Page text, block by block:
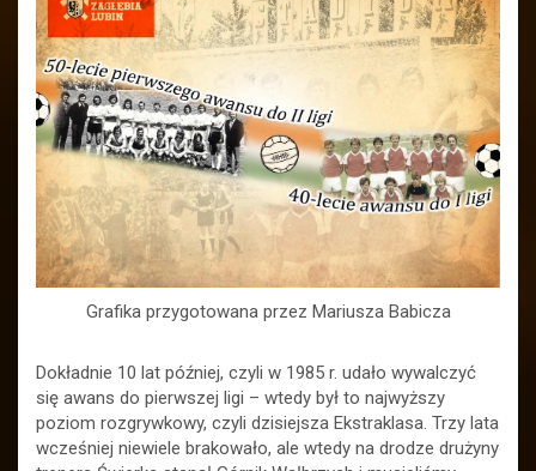
Grafika przygotowana przez Mariusza Babicza
Dokładnie 10 lat później, czyli w 1985 r. udało wywalczyć
się awans do pierwszej ligi – wtedy był to najwyższy
poziom rozgrywkowy, czyli dzisiejsza Ekstraklasa. Trzy lata
wcześniej niewiele brakowało, ale wtedy na drodze drużyny